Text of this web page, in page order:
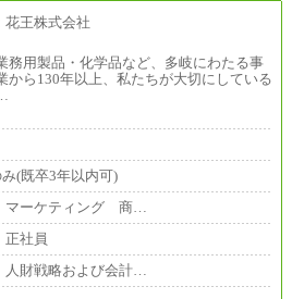
ネストランスフォーム
205,000～225,000円＋地域間調整給
キャリアサイトよりご確認ください。
タサービス ※2027年新卒募集終了
キャリアサイトよりご確認ください。
イノベーション(株)
～242,600円＋地域手当
キャリアサイトよりご確認ください。
ース＞
ネストランスフォーム
月給185,000～195,000円
ャリアサイトよりご確認ください。
務用製品・化学品など、多岐にわたる事
から130年以上、私たちが大切にしている
(既卒3年以内可)
マーケティング 商…
正社員
人財戦略および会計…